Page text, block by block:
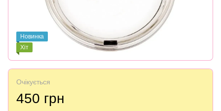
Новинка
Хіт
Очікується
450 грн